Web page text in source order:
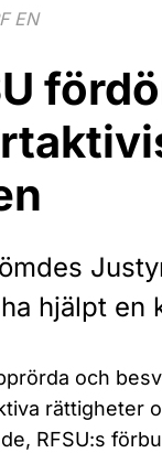
EN
hjälpt en
och
rättigheter
RFSU:s